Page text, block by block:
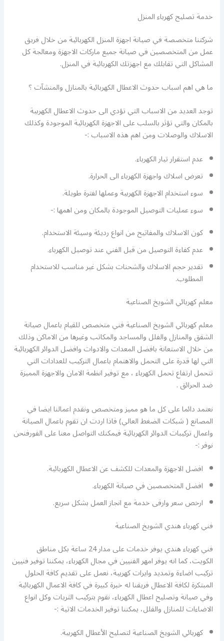
خدمة تصليح كهرباء المنزل
شركتنا متخصصة في صيانة اجهزة المنزل الكهربائية من خلال فريق
عمل من المتخصصين في صيانة جميع ماركات الاجهزة ومعالجة كل
المشاكل التي تقابلك مع اجهزتك الكهربائية في المنزل.
ما هي اهم اسباب حدوث الاعطال الكهربائية بالمنازل والمنشآت ؟
توجد العديد من الاسباب التي تؤدي الى حدوث الاعطال الكهربية
بالمكان والتي تؤثر بالسلب على الاجهزة الكهربائية الموجودة وكذلك
الاسلاك والوصلات ومن اهم هذه الاسباب :-
عدم استقرار تيار الكهرباء.
تعرض اسلاك واجهزة الكهرباء الى الحرارة.
سوء استخدام الاجهزة الكهربية وعملها لفترة طويلة.
سوء عمليات التوصيل الموجودة بالمكان ومن اهمها :-
كون الاسلاك والمفاتيح من انواع رديئة وسيئة الاستخدام.
عدم كفاءة التوصيل من قبل الفني عند توصيل الكهرباء.
تقدير حجم الاسلاك والشحنات بشكل غير مناسب للاستخدام
المطلوب.
معلم كهربائي الشويخ الصناعية
معلم كهربائي الشويخ الصناعية فني متخصص للقيام باعمال صيانة
الشقق والمنازل والفلل والمساجد والمكاتب وغيرها من الاماكن وذلك
من خلال الاستعانة بافضل المعدات والادوات وافضل الدوائر الكهربائية
التي لها قدرة على التحمل والاهتمام باعمال التركيب للعدادات التي
تتحمل ارتفاع تحمل الكهرباء ، مع توفير انظمة الامان والاجهزة المميزة
ضد الحرائق .
نعتمد دائما على كل ما هو مميز ومتخصص ونقدم اعمالنا ايضا في
المصانع ( شبكات الضغط العالي) فاذا اردت ان تقوم باعمال الصيانة
واعمال تركيبات الدوائر الكهربائية فيمكنك التواصل معنا على الفورفنحن
نوفر :-
افضل الاجهزة والمعدات للكشف عن الاعطال الكهربائية.
افضل المتخصصين في صيانة الكهرباء.
ارخص سعر وارقى خدمة مع انجاز العمل بشكل سريع.
فني كهرباء هندي الشويخ الصناعية
فني كهرباء هندي يوفر خدمات على مدار 24 ساعة بكل مناطق
الكويت، كما انه يوفر امهر الفنيين في مجال الكهرباء، يمكننا توفير فنيين
تركيب اضاءة وتمديد وايرات كهربية، نعمل على تقديم كافة الحلول
المبتكرة لكافة الاعطال فريقنا له خبرة كبيرة في كافة الاعمال الكهربائية
وفي صيانة وتصليح اعطال الكهرباء، نقوم بتركيب الثريات وكل انواع
الاضاءات للمنازل والفلل، يمكننا توفير الخدمات الاتية :-
كهربائي الشويخ الصناعية لتصليح الأعطال الكهربية.